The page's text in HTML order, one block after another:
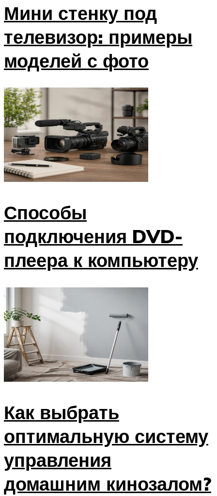
Мини стенку под
телевизор: примеры
моделей с фото
Способы
подключения DVD-
плеера к компьютеру
Как выбрать
оптимальную систему
управления
домашним кинозалом?